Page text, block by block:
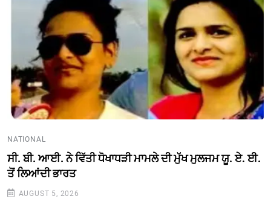
NATIONAL
ਸੀ. ਬੀ. ਆਈ. ਨੇ ਵਿੱਤੀ ਧੋਖਾਧੜੀ ਮਾਮਲੇ ਦੀ ਮੁੱਖ ਮੁਲਜਮ ਯੂ. ਏ. ਈ.
ਤੋਂ ਲਿਆਂਦੀ ਭਾਰਤ
AUGUST 5, 2026